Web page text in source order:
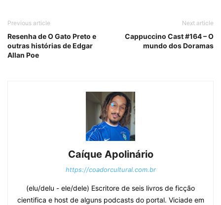
Previous article
Resenha de O Gato Preto e
outras histórias de Edgar
Allan Poe
Next article
Cappuccino Cast #164 – O
mundo dos Doramas
Caíque Apolinário
https://coadorcultural.com.br
(elu/delu - ele/dele) Escritore de seis livros de ficção
cientifica e host de alguns podcasts do portal. Viciade em